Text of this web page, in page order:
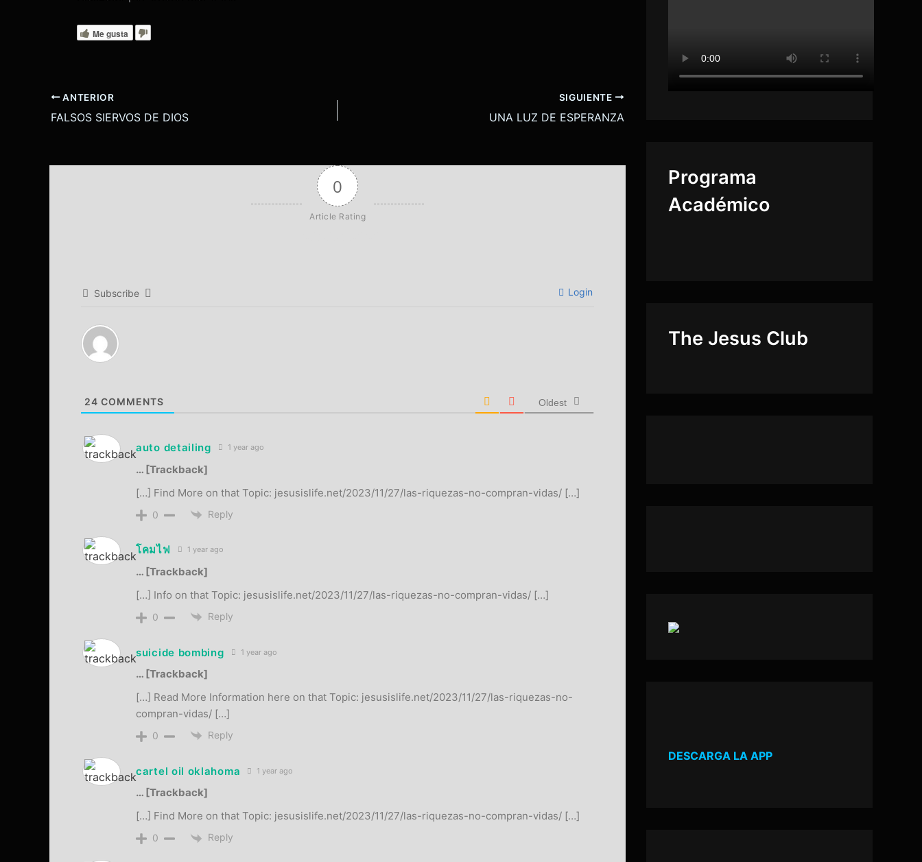
Me gusta
ANTERIOR
FALSOS SIERVOS DE DIOS
SIGUIENTE
UNA LUZ DE ESPERANZA
0
Article Rating
Subscribe Login
24 COMMENTS Oldest
auto detailing 1 year ago
… [Trackback]
[…] Find More on that Topic: jesusislife.net/2023/11/27/las-riquezas-no-compran-vidas/ […]
0 Reply
โคมไฟ 1 year ago
… [Trackback]
[…] Info on that Topic: jesusislife.net/2023/11/27/las-riquezas-no-compran-vidas/ […]
0 Reply
suicide bombing 1 year ago
… [Trackback]
[…] Read More Information here on that Topic: jesusislife.net/2023/11/27/las-riquezas-no-
compran-vidas/ […]
0 Reply
cartel oil oklahoma 1 year ago
… [Trackback]
[…] Find More on that Topic: jesusislife.net/2023/11/27/las-riquezas-no-compran-vidas/ […]
0 Reply
Programa
Académico
The Jesus Club
DESCARGA LA APP